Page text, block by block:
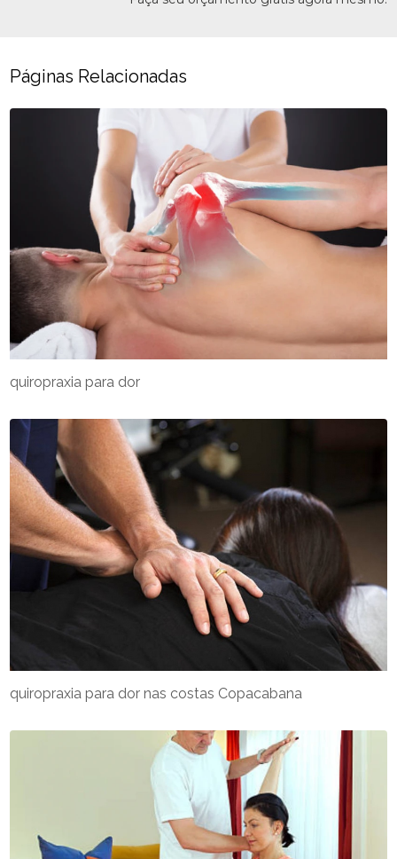
Páginas Relacionadas
quiropraxia para dor nas costas Copacabana
quiropraxia para dor